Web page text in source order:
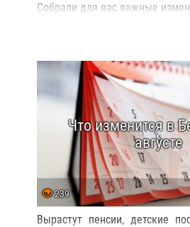
Собрали для вас важные
Что изменится в
августе
239
Вырастут пенсии, детские